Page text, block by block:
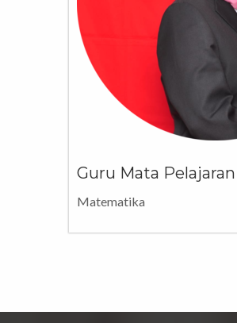
Guru Mata Pelajaran
Matematika